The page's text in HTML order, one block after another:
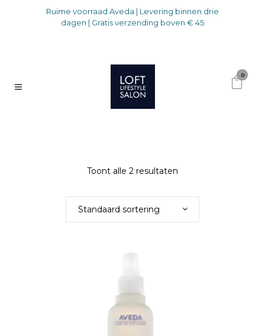
Ruime voorraad Aveda | Levering binnen drie
dagen | Gratis verzending boven € 45
0
Toont alle 2 resultaten
Standaard sortering